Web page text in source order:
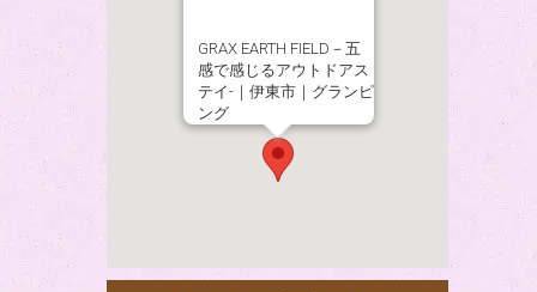
GRAX EARTH FIELD－五
感で感じるアウトドアス
テイ-｜伊東市｜グランピ
ング